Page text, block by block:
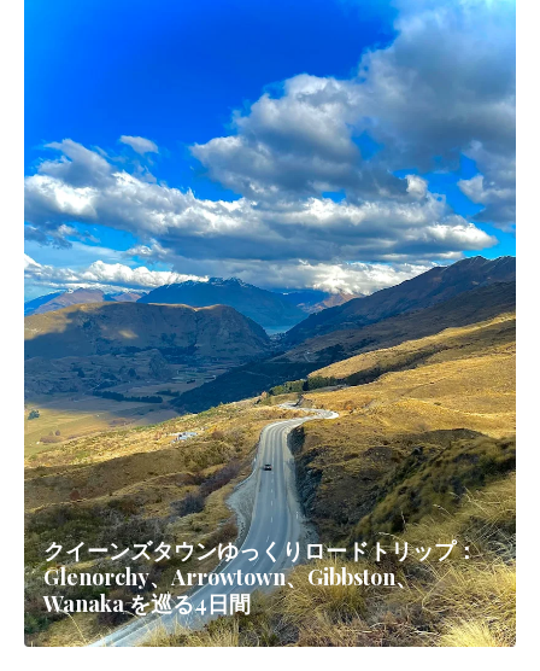
クイーンズタウンゆっくりロードトリップ：
Glenorchy、Arrowtown、Gibbston、
Wanaka を巡る4日間